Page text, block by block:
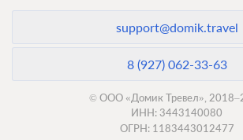
support@domik.travel
8 (927) 062-33-63
© ООО «Домик Тревел»,
ИНН: 3443140080
ОГРН: 1183443012477